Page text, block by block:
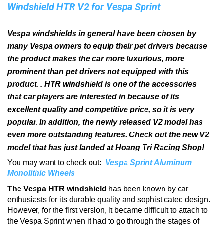
Windshield HTR V2 for Vespa Sprint
Vespa windshields in general have been chosen by
many Vespa owners to equip their pet drivers because
the product makes the car more luxurious, more
prominent than pet drivers not equipped with this
product. . HTR windshield is one of the accessories
that car players are interested in because of its
excellent quality and competitive price, so it is very
popular. In addition, the newly released V2 model has
even more outstanding features. Check out the new V2
model that has just landed at Hoang Tri Racing Shop!
You may want to check out: Vespa Sprint Aluminum
Monolithic Wheels
The Vespa HTR windshield has been known by car
enthusiasts for its durable quality and sophisticated design.
However, for the first version, it became difficult to attach to
the Vespa Sprint when it had to go through the stages of